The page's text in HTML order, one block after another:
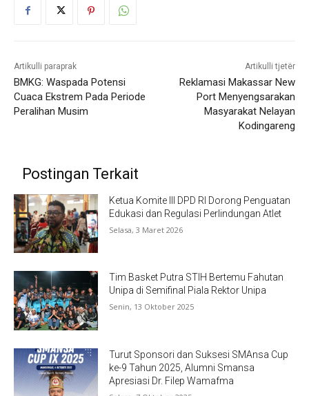
Artikulli paraprak
BMKG: Waspada Potensi
Cuaca Ekstrem Pada Periode
Peralihan Musim
Artikulli tjetër
Reklamasi Makassar New
Port Menyengsarakan
Masyarakat Nelayan
Kodingareng
Postingan Terkait
Ketua Komite III DPD RI Dorong Penguatan
Edukasi dan Regulasi Perlindungan Atlet
Selasa, 3 Maret 2026
Tim Basket Putra STIH Bertemu Fahutan
Unipa di Semifinal Piala Rektor Unipa
Senin, 13 Oktober 2025
Turut Sponsori dan Suksesi SMAnsa Cup
ke-9 Tahun 2025, Alumni Smansa
Apresiasi Dr. Filep Wamafma